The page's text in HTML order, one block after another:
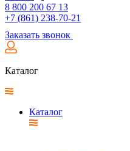
8 800 200 67 13
+7 (861) 238-70-21
Заказать звонок
Каталог
Каталог